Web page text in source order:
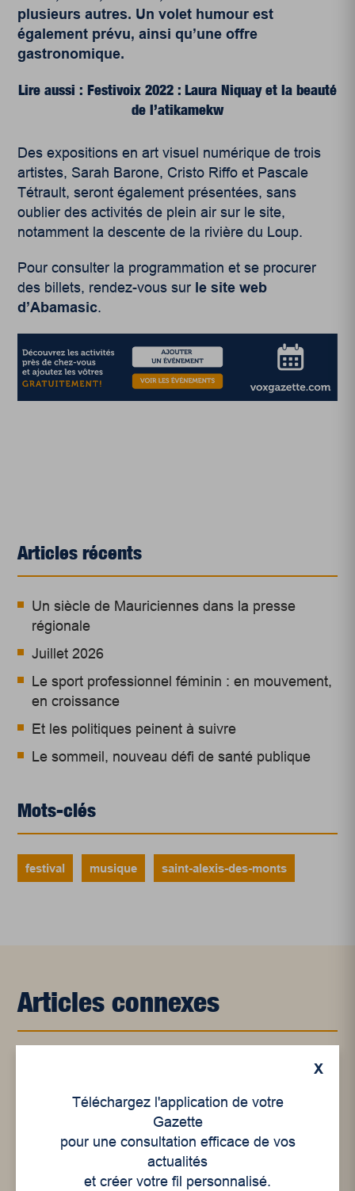
plusieurs autres. Un volet humour est
également prévu, ainsi qu’une offre
gastronomique.
Lire aussi : Festivoix 2022 : Laura Niquay et la beauté
de l’atikamekw
Des expositions en art visuel numérique de trois
artistes, Sarah Barone, Cristo Riffo et Pascale
Tétrault, seront également présentées, sans
oublier des activités de plein air sur le site,
notamment la descente de la rivière du Loup.
Pour consulter la programmation et se procurer
des billets, rendez-vous sur le site web
d’Abamasic.
Articles récents
Un siècle de Mauriciennes dans la presse
régionale
Juillet 2026
Le sport professionnel féminin : en mouvement,
en croissance
Et les politiques peinent à suivre
Le sommeil, nouveau défi de santé publique
Mots-clés
festival musique saint-alexis-des-monts
Articles connexes
X
Téléchargez l'application de votre
Gazette
pour une consultation efficace de vos
actualités
et créer votre fil personnalisé.